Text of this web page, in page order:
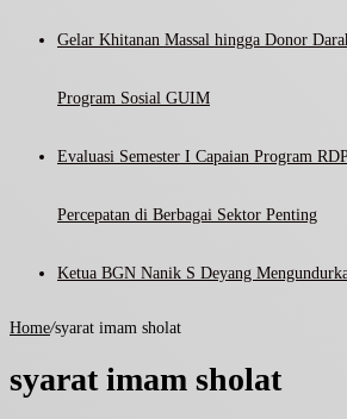
Gelar Khitanan Massal hingga Donor
Program Sosial GUIM
Evaluasi Semester I Capaian Program
Percepatan di Berbagai Sektor Penting
Ketua BGN Nanik S Deyang
Home/syarat imam sholat
syarat imam sholat